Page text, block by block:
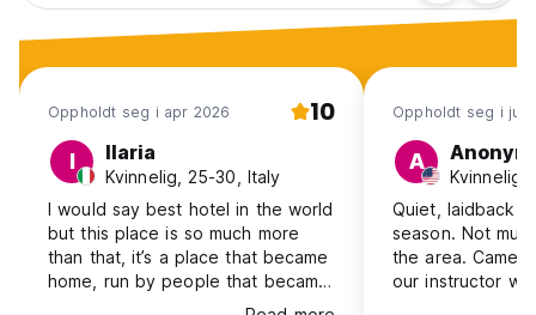
Oppholdt seg i apr 2026 10
I Ilaria
Kvinnelig, 25-30, Italy
I would say best hotel in the world
but this place is so much more
than that, it’s a place that became
home, run by people that became
family and treated me as such, it’s
Oppholdt seg i jun
A Anonym
Kvinnelig,
Quiet, laidback
season. Not
the area. Came
our instructor